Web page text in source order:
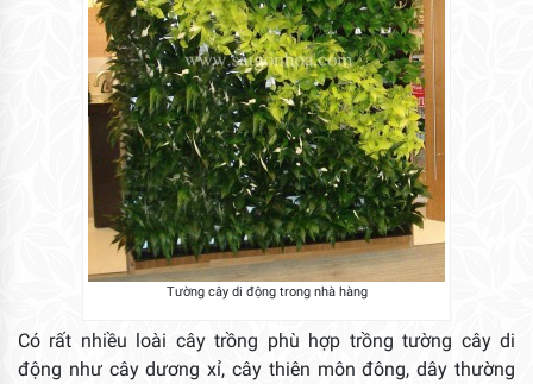
Tường cây di động trong nhà hàng
Có rất nhiều loài cây trồng phù hợp trồng tường cây di
động như cây dương xỉ, cây thiên môn đông, dây thường